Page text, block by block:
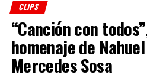
CLIPS
“Canción con
homenaje de
Mercedes Sosa